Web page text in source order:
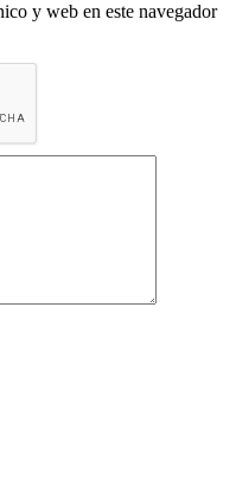
y web en este navegador